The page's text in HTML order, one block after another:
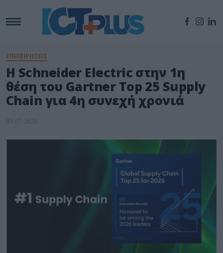
ΕΠΙΧΕΙΡΗΣΕΙΣ
Η Schneider Electric στην 1η
θέση του Gartner Top 25 Supply
Chain για 4η συνεχή χρονιά
09.07.2026